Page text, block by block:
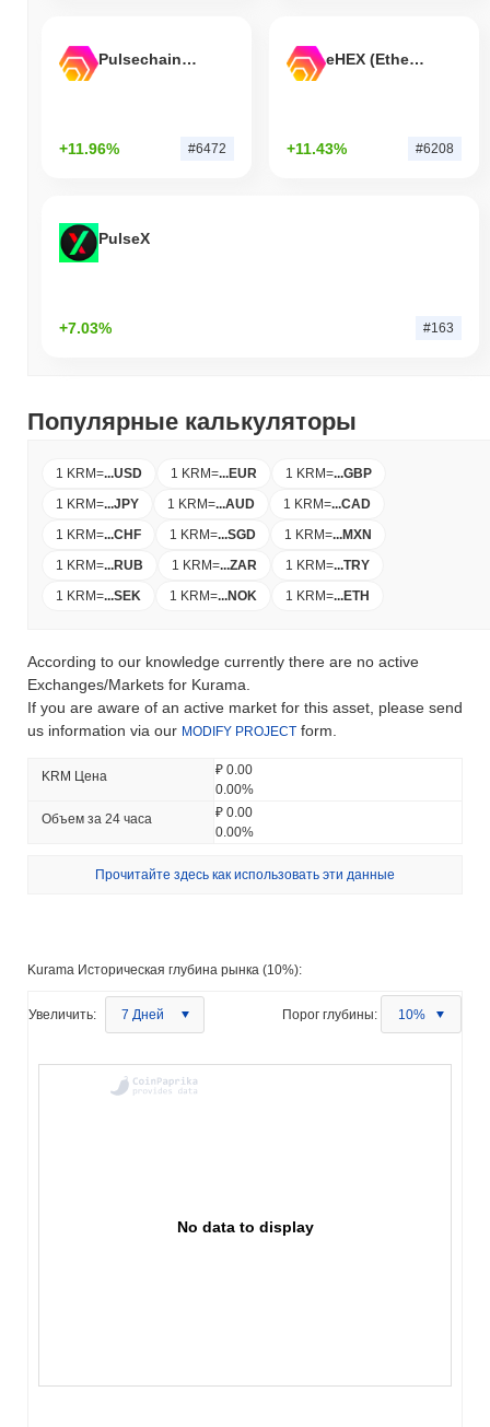
Pulsechain Bridged HEX (Pulsechain)
+11.96% #6472
eHEX (Ethereum)
+11.43% #6208
PulseX
+7.03% #163
Популярные калькуляторы
1 KRM=...USD 1 KRM=...EUR 1 KRM=...GBP
1 KRM=...JPY 1 KRM=...AUD 1 KRM=...CAD
1 KRM=...CHF 1 KRM=...SGD 1 KRM=...MXN
1 KRM=...RUB 1 KRM=...ZAR 1 KRM=...TRY
1 KRM=...SEK 1 KRM=...NOK 1 KRM=...ETH
According to our knowledge currently there are no active
Exchanges/Markets for Kurama.
If you are aware of an active market for this asset, please send
us information via our MODIFY PROJECT form.
KRM Цена
₽ 0.00
0.00%
Объем за 24 часа
₽ 0.00
0.00%
Прочитайте здесь как использовать эти данные
Kurama Историческая глубина рынка (10%):
Увеличить: 7 Дней Порог глубины: 10%
No data to display